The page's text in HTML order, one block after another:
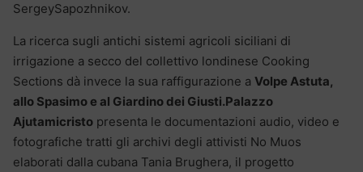
SergeySapozhnikov.
La ricerca sugli antichi sistemi agricoli siciliani di
irrigazione a secco del collettivo londinese Cooking
Sections dà invece la sua raffigurazione a Volpe Astuta,
allo Spasimo e al Giardino dei Giusti.Palazzo
Ajutamicristo presenta le documentazioni audio, video e
fotografiche tratti gli archivi degli attivisti No Muos
elaborati dalla cubana Tania Brughera, il progetto